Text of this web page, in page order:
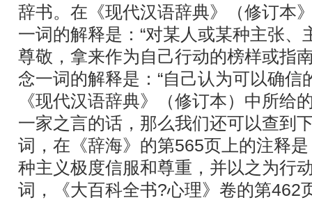
辞书。在《现代汉语辞典》（修订本
一词的解释是：“对某人或某种主张、
尊敬，拿来作为自己行动的榜样或指
念一词的解释是：“自己认为可以确信
《现代汉语辞典》（修订本）中所给
一家之言的话，那么我们还可以查到
词，在《辞海》的第565页上的注释
种主义极度信服和尊重，并以之为行
词，《大百科全书?心理》卷的第462